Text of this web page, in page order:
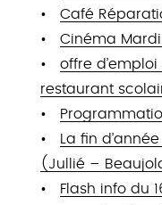
Café
Cinéma
offre
restaurant
La fin
(Jullié –
Flash info du